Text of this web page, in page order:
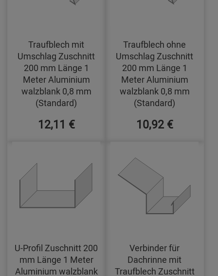
Traufblech mit
Umschlag Zuschnitt
200 mm Länge 1
Meter Aluminium
walzblank 0,8 mm
(Standard)
12,11 €
Traufblech ohne
Umschlag Zuschnitt
200 mm Länge 1
Meter Aluminium
walzblank 0,8 mm
(Standard)
10,92 €
U-Profil Zuschnitt 200
mm Länge 1 Meter
Aluminium walzblank
Verbinder für
Dachrinne mit
Traufblech Zuschnitt